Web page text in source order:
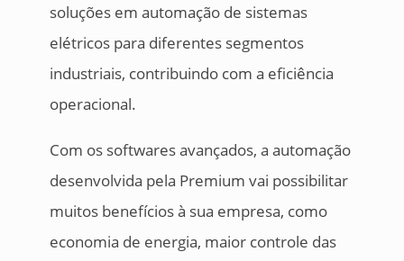
soluções em automação de sistemas
elétricos para diferentes segmentos
industriais, contribuindo com a eficiência
operacional.
Com os softwares avançados, a automação
desenvolvida pela Premium vai possibilitar
muitos benefícios à sua empresa, como
economia de energia, maior controle das